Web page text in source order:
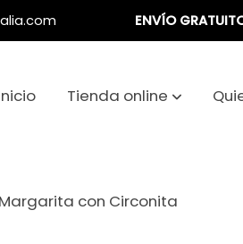
ENVÍO
Tienda online
con Circonita